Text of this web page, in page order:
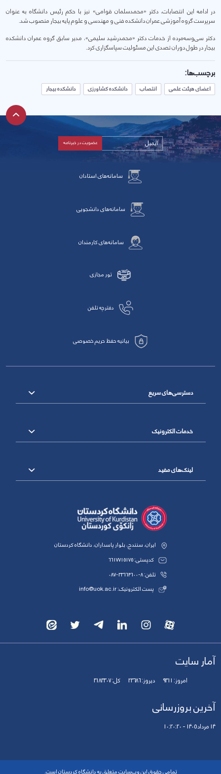
در ادامه این انتصابات، دکتر «محمدسلمان قوامی» نیز با حکم رئیس دانشگاه به عنوان
سرپرست گروه آموزشی عمران دانشکده فنی و مهندسی و علوم پایه بیجار منصوب شد.
دکتر سی‌وسه‌مرده از خدمات دکتر «محمدرشید سلیمی»، مدیر سابق گروه عمران دانشکده
بیجار در طول دوران تصدی این مسئولیت سپاسگزاری کرد.
برچسب‌ها:
اعضای هیئت علمی انتصاب دانشکده کشاورزی دانشکده بیجار
سامانه‌های استادان
سامانه‌های دانشجویی
سامانه‌های کارمندان
تور مجازی
دفترچه تلفن
بیانیه حفظ حریم خصوصی
دسترسی‌های سریع
خدمات الکترونیک
لینک‌های مفید
ایران، سنندج، بلوار پاسداران، دانشگاه کردستان
کدپستی: 6617715175
تلفن: 8-33664600-087
پست الکترونیک: info@uok.ac.ir
آمار سایت
امروز:9311 دیروز:23686 کل:3183307
آخرین بروزرسانی
14 مرداد 1405 - 10:20:20
تمامی حقوق این وب‌سایت متعلق به دانشگاه کردستان است.